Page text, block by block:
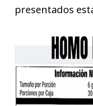
presentados